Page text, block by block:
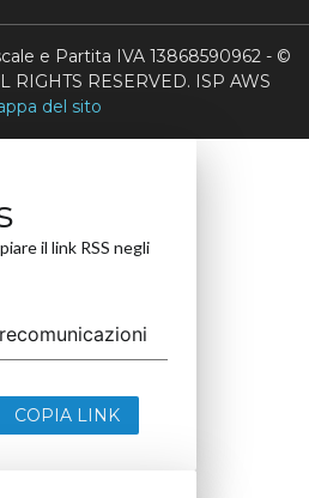
e Partita IVA 13868590962 - ©
RIGHTS RESERVED. ISP AWS
del sito
il link RSS negli
COPIA LINK